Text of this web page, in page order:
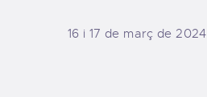
16 i 17 de març de 2024